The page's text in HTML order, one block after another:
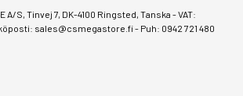
A/S, Tinvej 7, DK-4100 Ringsted, Tanska - VAT:
sales@csmegastore.fi- Puh: 0942 721 480